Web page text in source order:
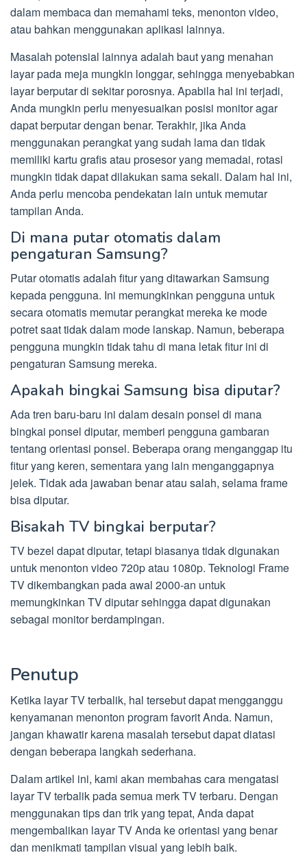
dalam membaca dan memahami teks, menonton video,
atau bahkan menggunakan aplikasi lainnya.
Masalah potensial lainnya adalah baut yang menahan
layar pada meja mungkin longgar, sehingga menyebabkan
layar berputar di sekitar porosnya. Apabila hal ini terjadi,
Anda mungkin perlu menyesuaikan posisi monitor agar
dapat berputar dengan benar. Terakhir, jika Anda
menggunakan perangkat yang sudah lama dan tidak
memiliki kartu grafis atau prosesor yang memadai, rotasi
mungkin tidak dapat dilakukan sama sekali. Dalam hal ini,
Anda perlu mencoba pendekatan lain untuk memutar
tampilan Anda.
Di mana putar otomatis dalam
pengaturan Samsung?
Putar otomatis adalah fitur yang ditawarkan Samsung
kepada pengguna. Ini memungkinkan pengguna untuk
secara otomatis memutar perangkat mereka ke mode
potret saat tidak dalam mode lanskap. Namun, beberapa
pengguna mungkin tidak tahu di mana letak fitur ini di
pengaturan Samsung mereka.
Apakah bingkai Samsung bisa diputar?
Ada tren baru-baru ini dalam desain ponsel di mana
bingkai ponsel diputar, memberi pengguna gambaran
tentang orientasi ponsel. Beberapa orang menganggap itu
fitur yang keren, sementara yang lain menganggapnya
jelek. Tidak ada jawaban benar atau salah, selama frame
bisa diputar.
Bisakah TV bingkai berputar?
TV bezel dapat diputar, tetapi biasanya tidak digunakan
untuk menonton video 720p atau 1080p. Teknologi Frame
TV dikembangkan pada awal 2000-an untuk
memungkinkan TV diputar sehingga dapat digunakan
sebagai monitor berdampingan.
Penutup
Ketika layar TV terbalik, hal tersebut dapat mengganggu
kenyamanan menonton program favorit Anda. Namun,
jangan khawatir karena masalah tersebut dapat diatasi
dengan beberapa langkah sederhana.
Dalam artikel ini, kami akan membahas cara mengatasi
layar TV terbalik pada semua merk TV terbaru. Dengan
menggunakan tips dan trik yang tepat, Anda dapat
mengembalikan layar TV Anda ke orientasi yang benar
dan menikmati tampilan visual yang lebih baik.